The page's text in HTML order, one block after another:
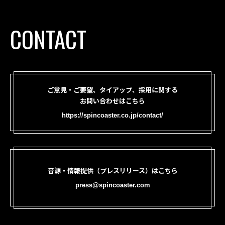
CONTACT
ご意見・ご要望、タイアップ、採用に関する
お問い合わせはこちら
https://spincoaster.co.jp/contact/
音源・情報提供（プレスリリース）はこちら
press@spincoaster.com